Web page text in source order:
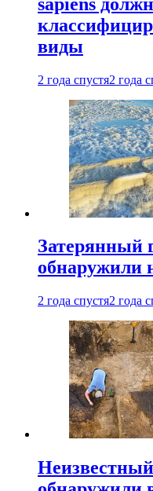
виды
2 года спустя2 года
Затерянный
обнаружили
2 года спустя2 года